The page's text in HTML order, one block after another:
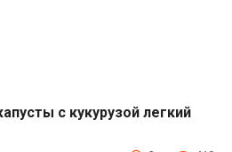
с кукурузой легкий